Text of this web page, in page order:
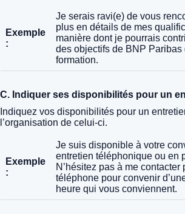
Exemple
:
Je serais ravi(e) de vous
plus en détails de mes
manière dont je pourrais
des objectifs de BNP Paribas
formation.
C. Indiquer ses disponibilités pour un
Indiquez vos disponibilités pour un
l’organisation de celui-ci.
Exemple
:
Je suis disponible à votre
entretien téléphonique ou en
N’hésitez pas à me contacter
téléphone pour convenir
heure qui vous conviennent.